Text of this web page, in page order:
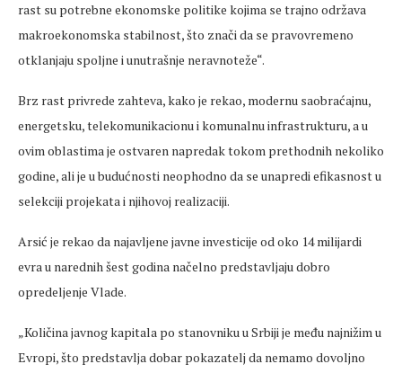
rast su potrebne ekonomske politike kojima se trajno održava
makroekonomska stabilnost, što znači da se pravovremeno
otklanjaju spoljne i unutrašnje neravnoteže“.
Brz rast privrede zahteva, kako je rekao, modernu saobraćajnu,
energetsku, telekomunikacionu i komunalnu infrastrukturu, a u
ovim oblastima je ostvaren napredak tokom prethodnih nekoliko
godine, ali je u budućnosti neophodno da se unapredi efikasnost u
selekciji projekata i njihovoj realizaciji.
Arsić je rekao da najavljene javne investicije od oko 14 milijardi
evra u narednih šest godina načelno predstavljaju dobro
opredeljenje Vlade.
„Količina javnog kapitala po stanovniku u Srbiji je među najnižim u
Evropi, što predstavlja dobar pokazatelj da nemamo dovoljno